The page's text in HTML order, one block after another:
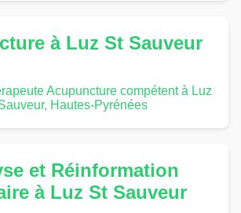
à Luz St Sauveur
Acupuncture compétent à Luz
Hautes-Pyrénées
et Réinformation
à Luz St Sauveur